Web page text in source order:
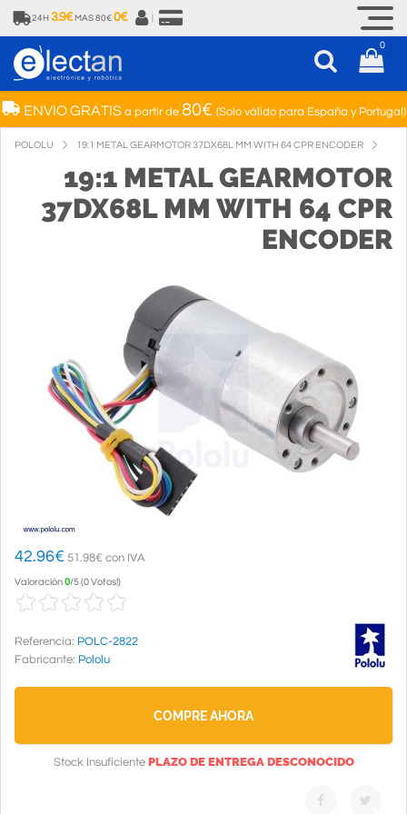
24H 3.9€ MAS 80€ 0€
0
ENVIO GRATISa partir de 80€ (Solo válido para España y Portugal)
POLOLU 19:1 METAL GEARMOTOR 37DX68L MM WITH 64 CPR ENCODER
19:1 METAL GEARMOTOR
37DX68L MM WITH 64 CPR
ENCODER
42.96€ 51.98€ con IVA
Valoración0/5(0 Votos!)
Referencia: POLC-2822
Fabricante: Pololu
COMPRE AHORA
Stock Insuficiente PLAZO DE ENTREGA DESCONOCIDO